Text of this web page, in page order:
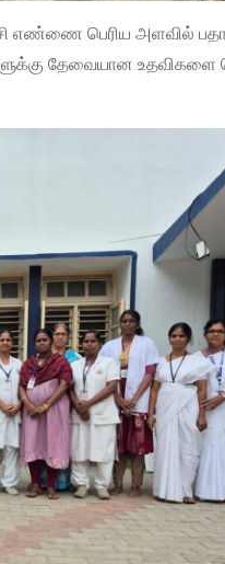
எண்ணை பெரிய அளவில்
தேவையான